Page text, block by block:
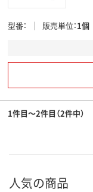
型番 販売単位 1個
1件目～2件目（2件中）
人気の商品